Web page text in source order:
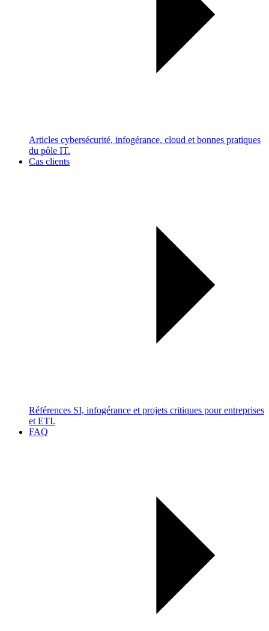
Articles cybersécurité, infogérance, cloud et bonnes pratiques
du pôle IT.
Cas clients
Références SI, infogérance et projets critiques pour entreprises
et ETI.
FAQ